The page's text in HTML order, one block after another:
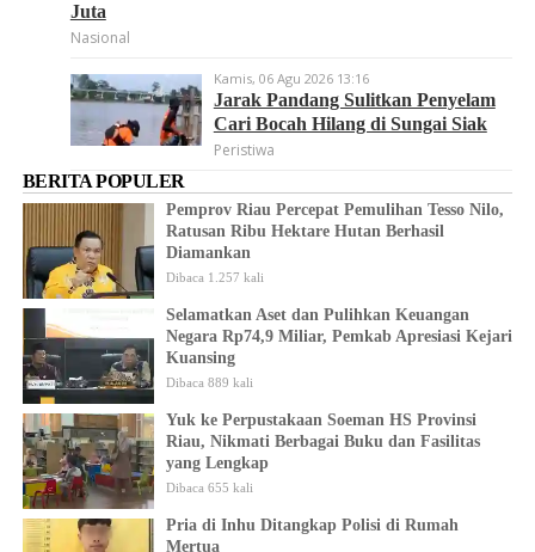
Juta
Nasional
Kamis, 06 Agu 2026 13:16
Jarak Pandang Sulitkan Penyelam
Cari Bocah Hilang di Sungai Siak
Peristiwa
BERITA POPULER
Pemprov Riau Percepat Pemulihan Tesso Nilo,
Ratusan Ribu Hektare Hutan Berhasil
Diamankan
Dibaca 1.257 kali
Selamatkan Aset dan Pulihkan Keuangan
Negara Rp74,9 Miliar, Pemkab Apresiasi Kejari
Kuansing
Dibaca 889 kali
Yuk ke Perpustakaan Soeman HS Provinsi
Riau, Nikmati Berbagai Buku dan Fasilitas
yang Lengkap
Dibaca 655 kali
Pria di Inhu Ditangkap Polisi di Rumah
Mertua